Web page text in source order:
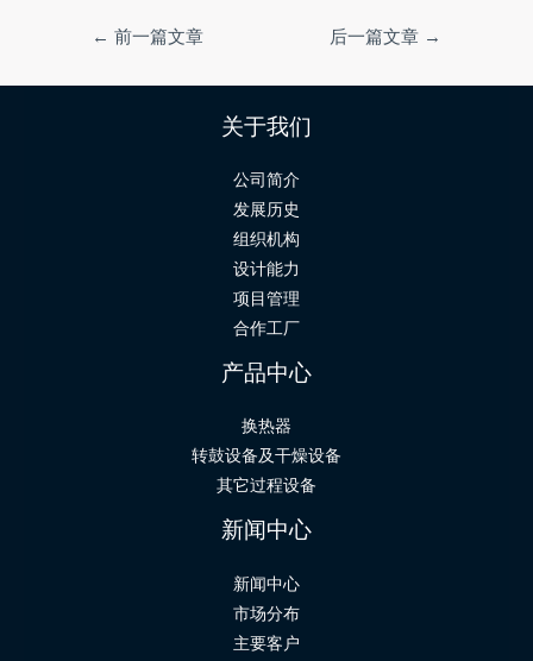
← 前一篇文章 后一篇文章 →
关于我们
公司简介
发展历史
组织机构
设计能力
项目管理
合作工厂
产品中心
换热器
转鼓设备及干燥设备
其它过程设备
新闻中心
新闻中心
市场分布
主要客户